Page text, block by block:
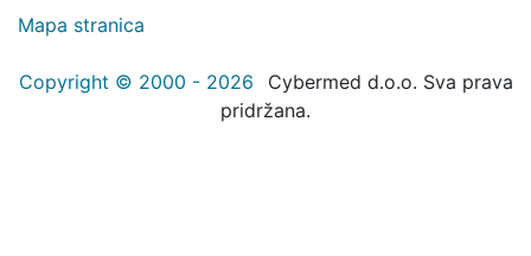
Mapa stranica
Copyright © 2000 - 2026
Cybermed d.o.o. Sva prava
pridržana.